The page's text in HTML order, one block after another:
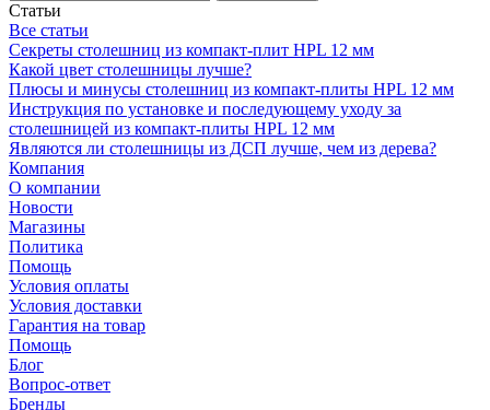
Статьи
Все статьи
Секреты столешниц из компакт-плит HPL 12 мм
Какой цвет столешницы лучше?
Плюсы и минусы столешниц из компакт-плиты HPL 12 мм
Инструкция по установке и последующему уходу за
столешницей из компакт-плиты HPL 12 мм
Являются ли столешницы из ДСП лучше, чем из дерева?
Компания
О компании
Новости
Магазины
Политика
Помощь
Условия оплаты
Условия доставки
Гарантия на товар
Помощь
Блог
Вопрос-ответ
Бренды